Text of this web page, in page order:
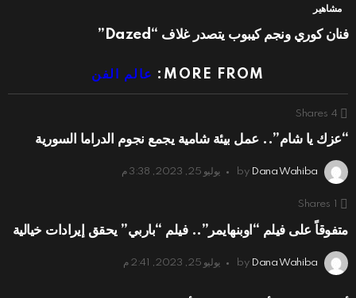
مشاهير
فنان كوري ونجم كيبوب يتصدر غلاف “Dazed”
MORE FROM: عالم الفن
4
Shares
“عزك يا شام”.. عمل بيئة شامية يجمع نجوم الدراما السورية
by Dana Wahiba يوليو 25, 2023, 3:38 م
Shares
متفوقاً على فيلم “اوبنهايمر”.. فيلم “باربي” يحقق إيرادات خيالية
by Dana Wahiba يوليو 25, 2023, 2:41 م